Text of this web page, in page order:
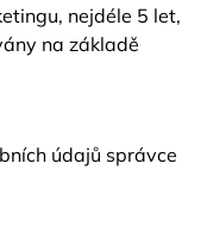
nejdéle 5 let,
na základě
údajů správce